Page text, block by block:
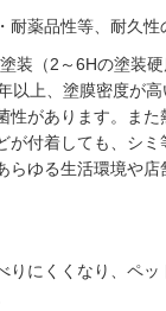
耐薬品性等、耐久
装（2～6Hの塗装
以上、塗膜密度が
性があります。ま
が付着しても、シミ
らゆる生活環境や
りにくくなり、ペ